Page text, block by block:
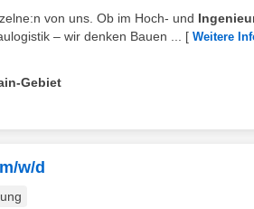
von uns. Ob im Hoch- und
– wir denken Bauen ...
[ Weitere
Gebiet
w/d